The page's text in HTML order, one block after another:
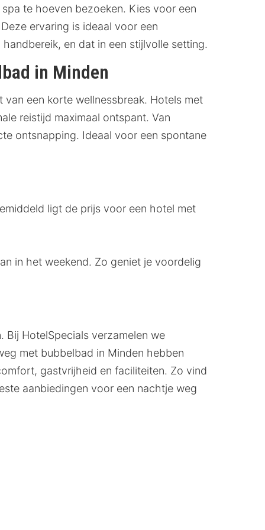
te hoeven bezoeken. Kies voor een
ervaring is ideaal voor een
en dat in een stijlvolle setting.
in Minden
een korte wellnessbreak. Hotels met
reistijd maximaal ontspant. Van
ontsnapping. Ideaal voor een spontane
ligt de prijs voor een hotel met
in het weekend. Zo geniet je voordelig
Bij HotelSpecials verzamelen we
met bubbelbad in Minden hebben
gastvrijheid en faciliteiten. Zo vind
aanbiedingen voor een nachtje weg